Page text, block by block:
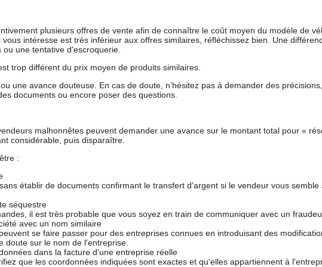
plusieurs offres de vente afin de connaître le coût moyen du modèle de
intéresse est très inférieur aux offres similaires, réfléchissez bien. Une
une tentative d'escroquerie.
trop différent du prix moyen de produits similaires.
une avance douteuse. En cas de doute, n’hésitez pas à demander des
documents ou encore poser des questions.
malhonnêtes peuvent demander une avance sur le montant total pour «
considérable, puis disparaître.
:
établir de documents confirmant le transfert d'argent si le vendeur vous
séquestre
il est très probable que vous soyez en train de communiquer avec un
avec un nom similaire
se faire passer pour des entreprises connues en introduisant des
doute sur le nom de l'entreprise.
dans la facture d'une entreprise réelle
que les coordonnées indiquées sont exactes et qu'elles appartiennent à